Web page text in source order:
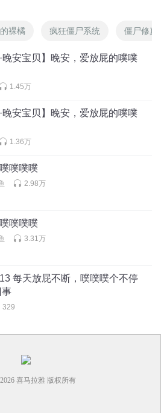
哥。
裸橘 疯狂僵尸系统 僵尸修真
·晚安宝贝】晚安，爱放屁的噗噗
1.45万
·晚安宝贝】晚安，爱放屁的噗噗
1.36万
噗噗噗
2.98万
噗噗噗
3.31万
13 每天放屁不断，噗噗噗个不停
事
329
2026 喜马拉雅 版权所有